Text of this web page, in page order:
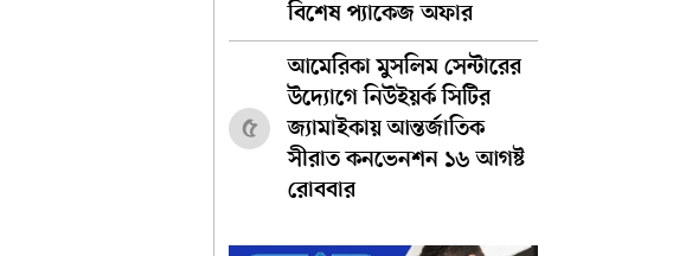
বিশেষ প্যাকেজ অফার
৫
আমেরিকা মুসলিম সেন্টারের
উদ্যোগে নিউইয়র্ক সিটির
জ্যামাইকায় আন্তর্জাতিক
সীরাত কনভেনশন ১৬ আগষ্ট
রোববার